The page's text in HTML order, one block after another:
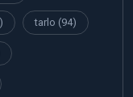
tarlo (94)